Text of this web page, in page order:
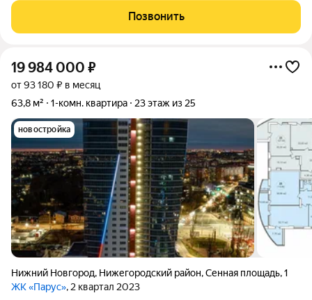
после покупки, не ожидая окончания строительства? Обратите
внимание на ЖК
Позвонить
19 984 000 ₽
от 93 180 ₽ в месяц
63,8 м²
1-комн. квартира 23 этаж из 25
новостройка
Нижний Новгород, Нижегородский район,Сенная площадь,1
ЖК «Парус», 2 квартал 2023